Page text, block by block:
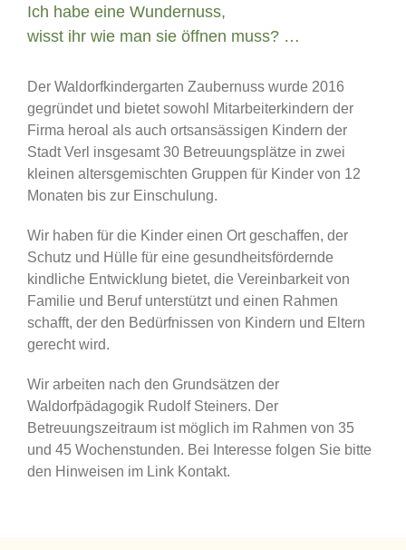
Ich habe eine Wundernuss,
wisst ihr wie man sie öffnen muss? …
Der Waldorfkindergarten Zaubernuss wurde 2016
gegründet und bietet sowohl Mitarbeiterkindern der
Firma heroal als auch ortsansässigen Kindern der
Stadt Verl insgesamt 30 Betreuungsplätze in zwei
kleinen altersgemischten Gruppen für Kinder von 12
Monaten bis zur Einschulung.
Wir haben für die Kinder einen Ort geschaffen, der
Schutz und Hülle für eine gesundheitsfördernde
kindliche Entwicklung bietet, die Vereinbarkeit von
Familie und Beruf unterstützt und einen Rahmen
schafft, der den Bedürfnissen von Kindern und Eltern
gerecht wird.
Wir arbeiten nach den Grundsätzen der
Waldorfpädagogik Rudolf Steiners. Der
Betreuungszeitraum ist möglich im Rahmen von 35
und 45 Wochenstunden. Bei Interesse folgen Sie bitte
den Hinweisen im Link Kontakt.